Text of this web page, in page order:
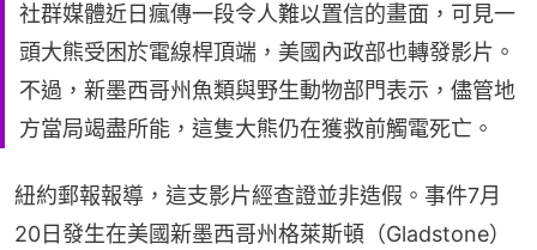
社群媒體近日瘋傳一段令人難以置信的畫面，可見一
頭大熊受困於電線桿頂端，美國內政部也轉發影片。
不過，新墨西哥州魚類與野生動物部門表示，儘管地
方當局竭盡所能，這隻大熊仍在獲救前觸電死亡。
紐約郵報報導，這支影片經查證並非造假。事件7月
20日發生在美國新墨西哥州格萊斯頓（Gladstone）